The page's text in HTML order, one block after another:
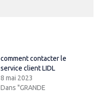
comment contacter le
service client LIDL
8 mai 2023
Dans "GRANDE